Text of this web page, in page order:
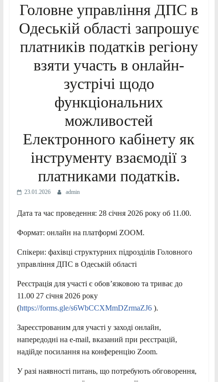
Головне управління ДПС в
Одеській області запрошує
платників податків регіону
взяти участь в онлайн-
зустрічі щодо
функціональних
можливостей
Електронного кабінету як
інструменту взаємодії з
платниками податків.
23.01.2026 admin
Дата та час проведення: 28 січня 2026 року об 11.00.
Формат: онлайн на платформі ZOOM.
Спікери: фахівці структурних підрозділів Головного
управління ДПС в Одеській області
Реєстрація для участі є обов’язковою та триває до
11.00 27 січня 2026 року
(https://forms.gle/s6WbCCXMmDZrmaZJ6).
Зареєстрованим для участі у заході онлайн,
напередодні на e-mail, вказаний при реєстрацій,
надійде посилання на конференцію Zoom.
У разі наявності питань, що потребують обговорення,